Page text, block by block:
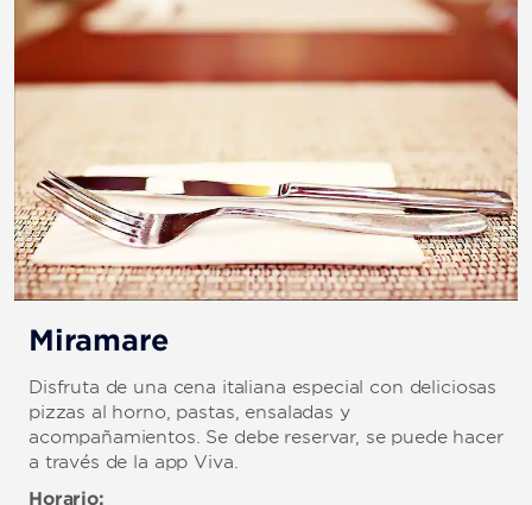
Miramare
Disfruta de una cena italiana especial con deliciosas
pizzas al horno, pastas, ensaladas y
acompañamientos. Se debe reservar, se puede hacer
a través de la app Viva.
Horario: